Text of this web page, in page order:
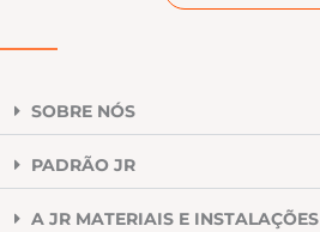
SOBRE NÓS
PADRÃO JR
A JR MATERIAIS E INSTALAÇÕES